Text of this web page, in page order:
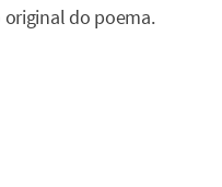
do poema.